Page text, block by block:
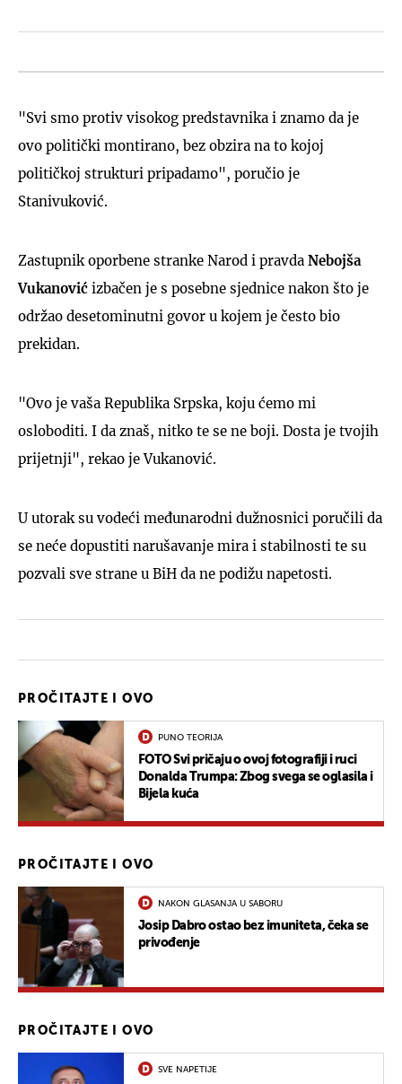
"Svi smo protiv visokog predstavnika i znamo da je
ovo politički montirano, bez obzira na to kojoj
političkoj strukturi pripadamo", poručio je
Stanivuković.
Zastupnik oporbene stranke Narod i pravda Nebojša
Vukanović izbačen je s posebne sjednice nakon što je
održao desetominutni govor u kojem je često bio
prekidan.
"Ovo je vaša Republika Srpska, koju ćemo mi
osloboditi. I da znaš, nitko te se ne boji. Dosta je tvojih
prijetnji", rekao je Vukanović.
U utorak su vodeći međunarodni dužnosnici poručili da
se neće dopustiti narušavanje mira i stabilnosti te su
pozvali sve strane u BiH da ne podižu napetosti.
PROČITAJTE I OVO
PUNO TEORIJA
FOTO Svi pričaju o ovoj fotografiji i ruci
Donalda Trumpa: Zbog svega se oglasila i
Bijela kuća
PROČITAJTE I OVO
NAKON GLASANJA U SABORU
Josip Dabro ostao bez imuniteta, čeka se
privođenje
PROČITAJTE I OVO
SVE NAPETIJE